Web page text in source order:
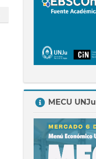
MECU
UNJu
MECU UNJu